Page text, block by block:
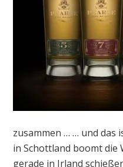
zusammen … … und das
in Schottland boomt die
gerade in Irland